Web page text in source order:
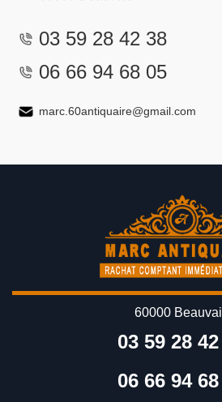
03 59 28 42 38
06 66 94 68 05
marc.60antiquaire@gmail.com
60000
03 59 28
06 66 94